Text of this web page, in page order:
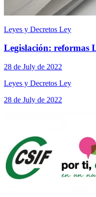
Leyes y Decretos Ley
Legislación: reformas
28 de July de 2022
Leyes y Decretos Ley
28 de July de 2022